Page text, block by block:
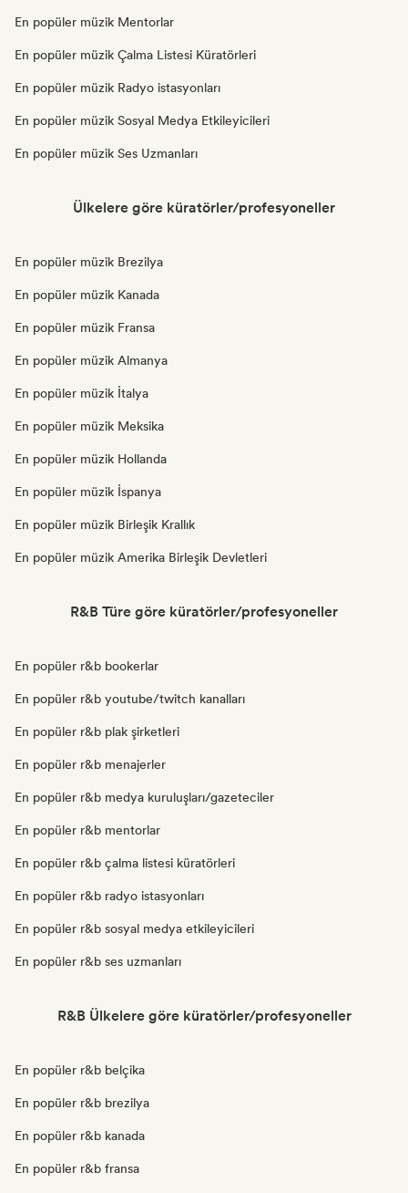
En popüler müzik Mentorlar
En popüler müzik Çalma Listesi Küratörleri
En popüler müzik Radyo istasyonları
En popüler müzik Sosyal Medya Etkileyicileri
En popüler müzik Ses Uzmanları
Ülkelere göre küratörler/profesyoneller
En popüler müzik Brezilya
En popüler müzik Kanada
En popüler müzik Fransa
En popüler müzik Almanya
En popüler müzik İtalya
En popüler müzik Meksika
En popüler müzik Hollanda
En popüler müzik İspanya
En popüler müzik Birleşik Krallık
En popüler müzik Amerika Birleşik Devletleri
R&B Türe göre küratörler/profesyoneller
En popüler r&b bookerlar
En popüler r&b youtube/twitch kanalları
En popüler r&b plak şirketleri
En popüler r&b menajerler
En popüler r&b medya kuruluşları/gazeteciler
En popüler r&b mentorlar
En popüler r&b çalma listesi küratörleri
En popüler r&b radyo istasyonları
En popüler r&b sosyal medya etkileyicileri
En popüler r&b ses uzmanları
R&B Ülkelere göre küratörler/profesyoneller
En popüler r&b belçika
En popüler r&b brezilya
En popüler r&b kanada
En popüler r&b fransa